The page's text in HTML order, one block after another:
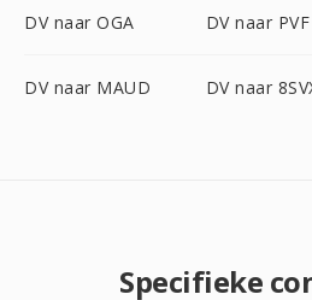
DV naar OGA DV naar PVF
DV naar MAUD DV naar
Specifieke